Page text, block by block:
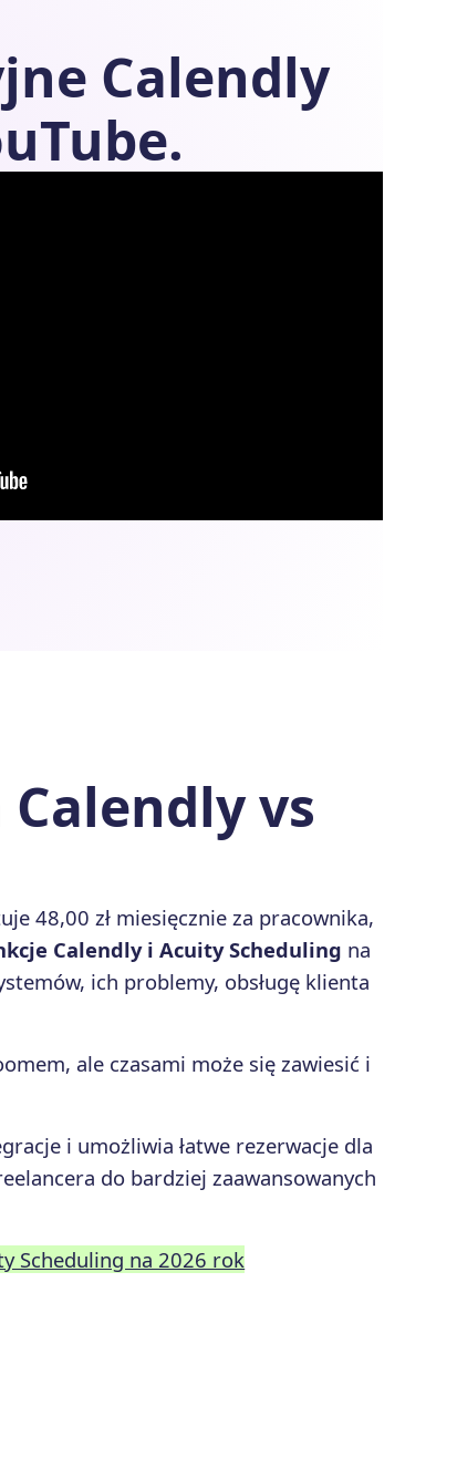
Calendly
vs
48,00 zł miesięcznie za pracownika,
Calendly i Acuity Scheduling na
ich problemy, obsługę klienta
ale czasami może się zawiesić i
i umożliwia łatwe rezerwacje dla
do bardziej zaawansowanych
Scheduling na 2026 rok